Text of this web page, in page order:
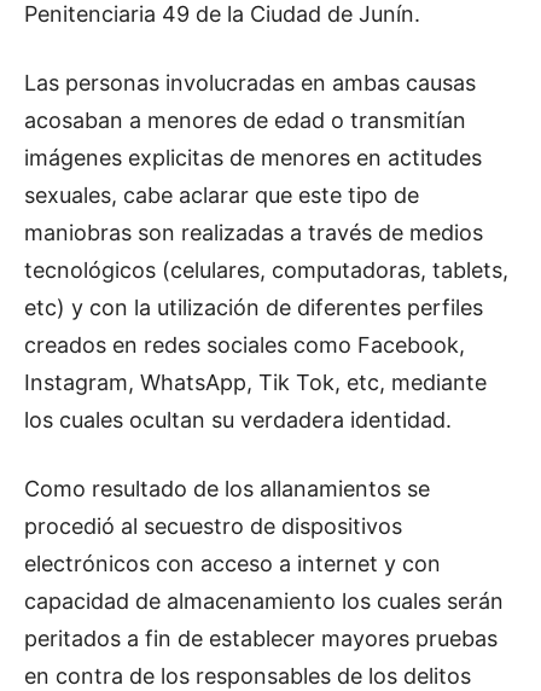
Penitenciaria 49 de la Ciudad de Junín.
Las personas involucradas en ambas causas
acosaban a menores de edad o transmitían
imágenes explicitas de menores en actitudes
sexuales, cabe aclarar que este tipo de
maniobras son realizadas a través de medios
tecnológicos (celulares, computadoras, tablets,
etc) y con la utilización de diferentes perfiles
creados en redes sociales como Facebook,
Instagram, WhatsApp, Tik Tok, etc, mediante
los cuales ocultan su verdadera identidad.
Como resultado de los allanamientos se
procedió al secuestro de dispositivos
electrónicos con acceso a internet y con
capacidad de almacenamiento los cuales serán
peritados a fin de establecer mayores pruebas
en contra de los responsables de los delitos